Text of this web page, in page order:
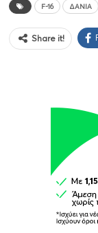
F-16 ΔΑΝΊΑ
Share it!